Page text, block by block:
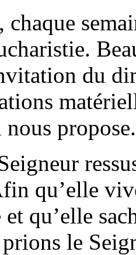
chaque
du
nous
qu’elle
qu’elle
le